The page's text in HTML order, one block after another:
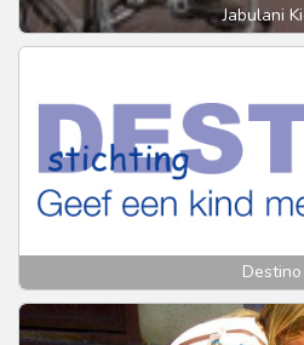
Jabulani
Destino